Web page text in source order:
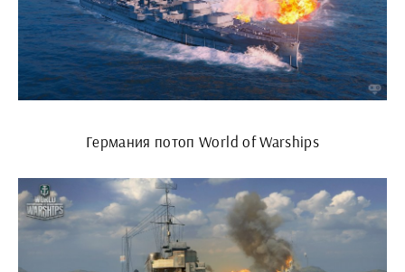
Германия потоп World of Warships